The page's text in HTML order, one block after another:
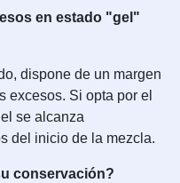
en estado "gel"
dispone de un margen
excesos. Si opta por el
se alcanza
del inicio de la mezcla.
conservación?